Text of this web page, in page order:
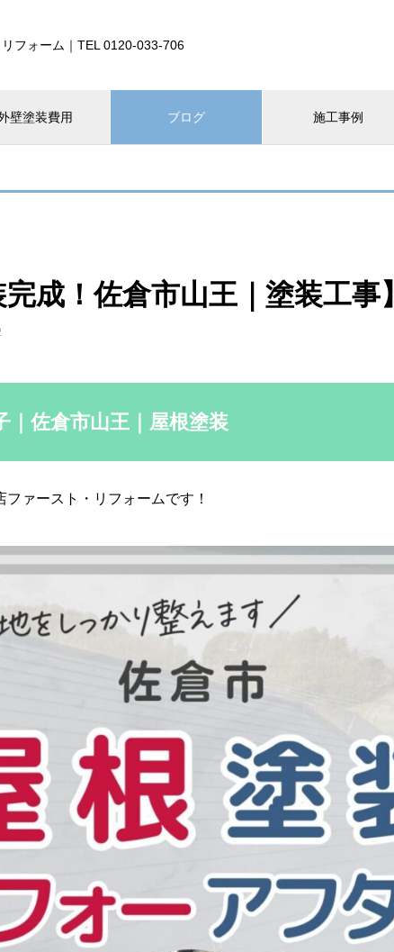
フォーム｜TEL 0120-033-706
壁塗装費用 ブログ 施工事例
完成！佐倉市山王｜塗装工事】
｜佐倉市山王｜屋根塗装
ァースト・リフォームです！